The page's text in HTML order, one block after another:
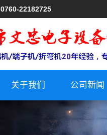
0760-22182725
关于我们 公司新闻